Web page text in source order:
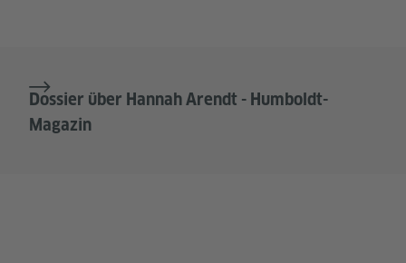
Dossier über Hannah Arendt - Humboldt-
Magazin